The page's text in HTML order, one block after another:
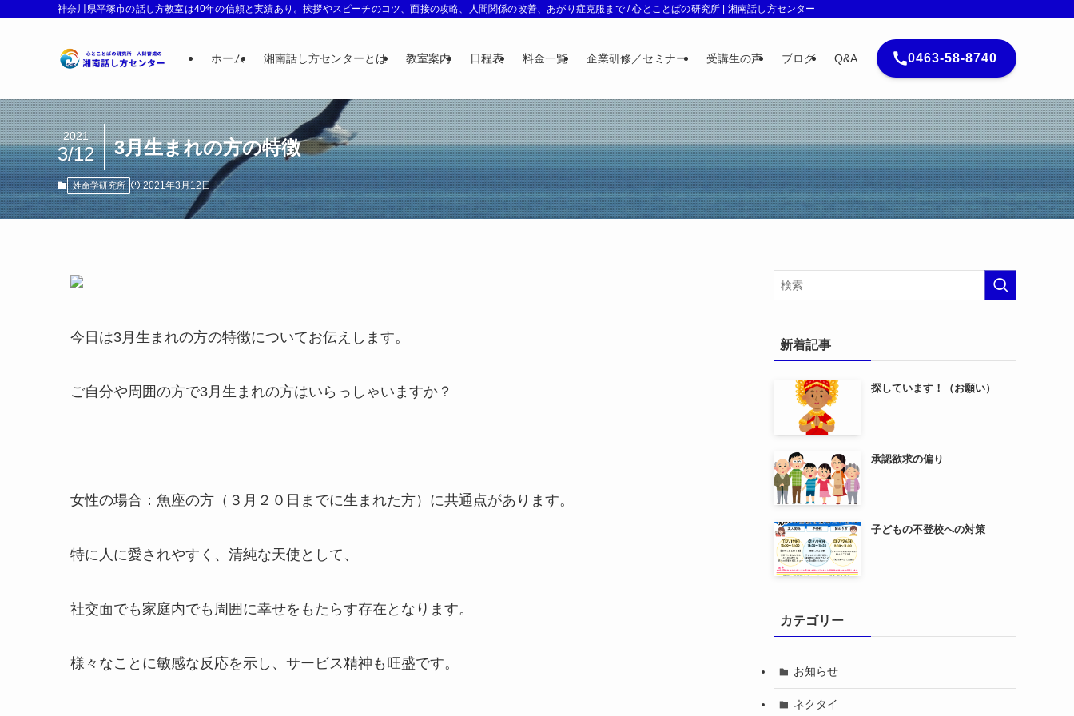
神奈川県平塚市の話し方教室は40年の信頼と実績あり。挨拶やスピーチのコツ、面接の攻略、人間関係の改善、あがり症克服まで / 心とことばの研究所 | 湘南話し方センター
ホーム 湘南話し方センターとは 教室案内 日程表 料金一覧 企業研修／セミナー 受講生の声 ブログ Q&A 0463-58-8740
3月生まれの方の特徴
2021
3/12
姓命学研究所 2021年3月12日
今日は3月生まれの方の特徴についてお伝えします。
ご自分や周囲の方で3月生まれの方はいらっしゃいますか？
女性の場合：魚座の方（３月２０日までに生まれた方）に共通点があります。
特に人に愛されやすく、清純な天使として、
社交面でも家庭内でも周囲に幸せをもたらす存在となります。
様々なことに敏感な反応を示し、サービス精神も旺盛です。
新着記事
探しています！（お願い）
承認欲求の偏り
子どもの不登校への対策
カテゴリー
お知らせ
ネクタイ